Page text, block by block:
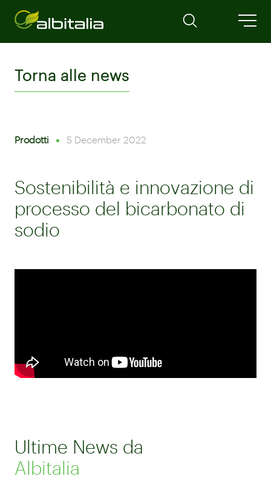
Torna alle news
Prodotti 5 December 2022
Sostenibilità e innovazione di
processo del bicarbonato di
sodio
Ultime News da
Albitalia